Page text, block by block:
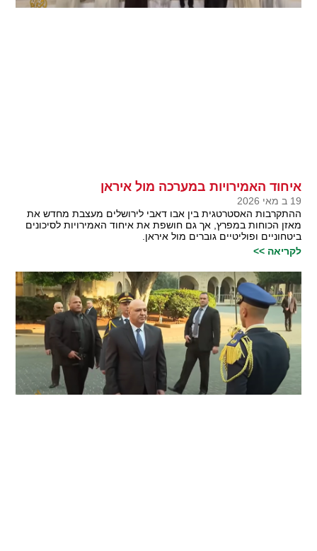
איחוד האמירויות במערכה מול איראן
19 ב מאי 2026
ההתקרבות האסטרטגית בין אבו דאבי לירושלים מעצבת מחדש את
מאזן הכוחות במפרץ, אך גם חושפת את איחוד האמירויות לסיכונים
ביטחוניים ופוליטיים גוברים מול איראן.
לקריאה >>